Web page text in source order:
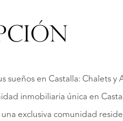
sueños en Castalla: Chalets
inmobiliaria única en
exclusiva comunidad